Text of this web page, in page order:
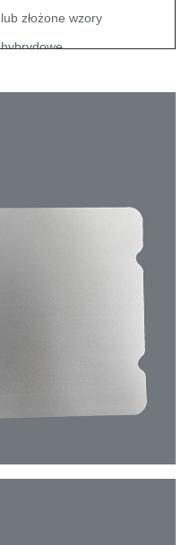
lub złożone wzory
hybrydowe
15% - 85%
miedź / tytan